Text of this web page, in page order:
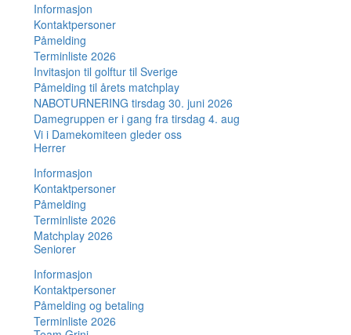
Informasjon
Kontaktpersoner
Påmelding
Terminliste 2026
Invitasjon til golftur til Sverige
Påmelding til årets matchplay
NABOTURNERING tirsdag 30. juni 2026
Damegruppen er i gang fra tirsdag 4. aug
Vi i Damekomiteen gleder oss
Herrer
Informasjon
Kontaktpersoner
Påmelding
Terminliste 2026
Matchplay 2026
Seniorer
Informasjon
Kontaktpersoner
Påmelding og betaling
Terminliste 2026